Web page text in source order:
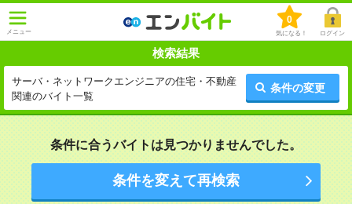
メニュー
0
気になる！ ログイン
検索結果
サーバ・ネットワークエンジニアの住宅・不動産
関連のバイト一覧
条件の変更
条件に合うバイトは見つかりませんでした。
条件を変えて再検索